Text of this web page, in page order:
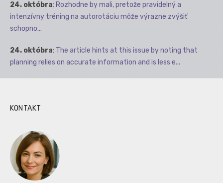
24. októbra: Rozhodne by mali, pretože pravidelný a
intenzívny tréning na autorotáciu môže výrazne zvýšiť
schopno...
24. októbra: The article hints at this issue by noting that
planning relies on accurate information and is less e...
KONTAKT